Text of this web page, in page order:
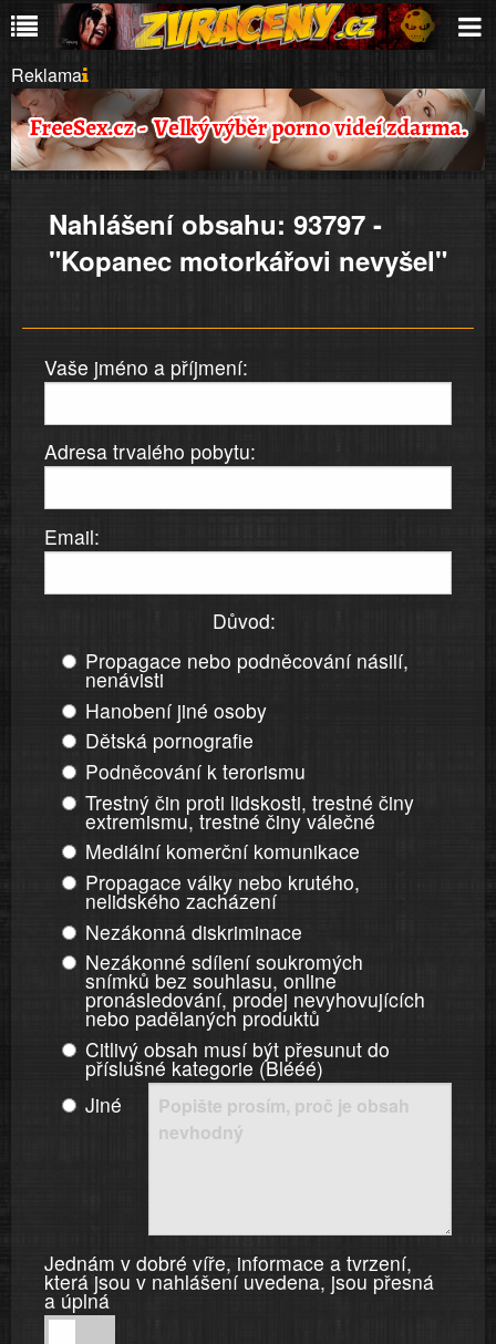
Reklama
Nahlášení obsahu: 93797 -
"Kopanec motorkářovi nevyšel"
Vaše jméno a příjmení:
Adresa trvalého pobytu:
Email:
Důvod:
Propagace nebo podněcování násilí,
nenávisti
Hanobení jiné osoby
Dětská pornografie
Podněcování k terorismu
Trestný čin proti lidskosti, trestné činy
extremismu, trestné činy válečné
Mediální komerční komunikace
Propagace války nebo krutého,
nelidského zacházení
Nezákonná diskriminace
Nezákonné sdílení soukromých
snímků bez souhlasu, online
pronásledování, prodej nevyhovujících
nebo padělaných produktů
Citlivý obsah musí být přesunut do
příslušné kategorie (Blééé)
Jiné
Jednám v dobré víře, informace a tvrzení,
která jsou v nahlášení uvedena, jsou přesná
a úplná